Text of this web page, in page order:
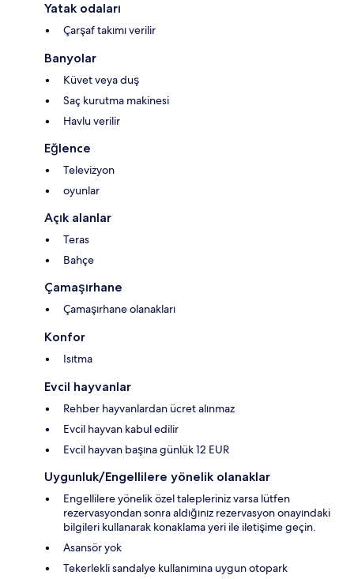
Yatak odaları
Çarşaf takımı verilir
Banyolar
Küvet veya duş
Saç kurutma makinesi
Havlu verilir
Eğlence
Televizyon
oyunlar
Açık alanlar
Teras
Bahçe
Çamaşırhane
Çamaşırhane olanakları
Konfor
Isıtma
Evcil hayvanlar
Rehber hayvanlardan ücret alınmaz
Evcil hayvan kabul edilir
Evcil hayvan başına günlük 12 EUR
Uygunluk/Engellilere yönelik olanaklar
Engellilere yönelik özel talepleriniz varsa lütfen
rezervasyondan sonra aldığınız rezervasyon onayındaki
bilgileri kullanarak konaklama yeri ile iletişime geçin.
Asansör yok
Tekerlekli sandalye kullanımına uygun otopark